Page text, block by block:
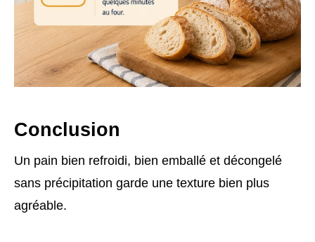
Conclusion
Un pain bien refroidi, bien emballé et décongelé
sans précipitation garde une texture bien plus
agréable.